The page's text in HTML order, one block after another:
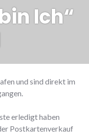
Ich“
und sind direkt im
erledigt haben
Postkartenverkauf